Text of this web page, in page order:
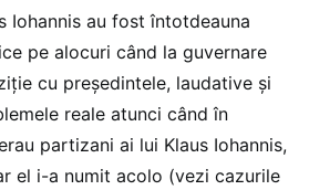
Iohannis au fost întotdeauna
pe alocuri când la guvernare
cu președintele, laudative și
reale atunci când în
partizani ai lui Klaus Iohannis,
el i-a numit acolo (vezi cazurile